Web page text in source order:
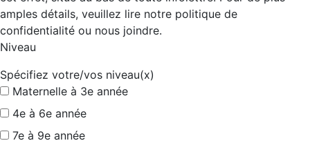
amples détails, veuillez lire notre politique de
confidentialité ou nous joindre.
Niveau
Spécifiez votre/vos niveau(x)
Maternelle à 3e année
4e à 6e année
7e à 9e année